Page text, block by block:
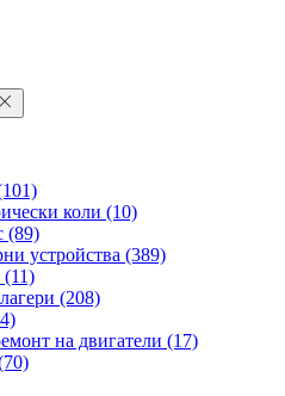
коли (10)
(89)
устройства (389)
(11)
(208)
на двигатели (17)